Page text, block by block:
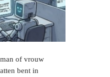
of vrouw
bent in